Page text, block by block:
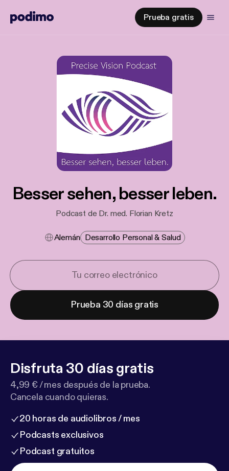
Prueba gratis
Besser sehen, besser leben.
Podcast de Dr. med. Florian Kretz
Alemán Desarrollo Personal & Salud
Prueba 30 días gratis
Disfruta 30 días gratis
4,99 € / mes después de la prueba.
Cancela cuando quieras.
20 horas de audiolibros / mes
Podcasts exclusivos
Podcast gratuitos